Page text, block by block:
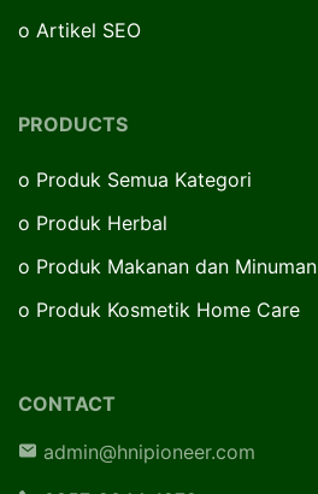
o Artikel SEO
PRODUCTS
o Produk Semua Kategori
o Produk Herbal
o Produk Makanan dan Minuman
o Produk Kosmetik Home Care
CONTACT
admin@hnipioneer.com